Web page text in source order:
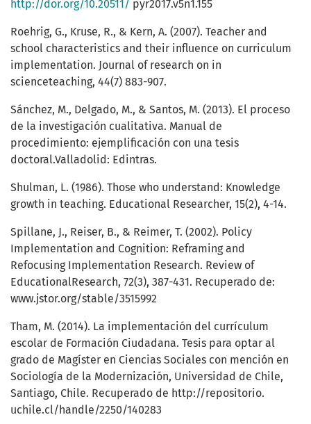
http://dor.org/10.20511/ pyr2017.v5n1.155
Roehrig, G., Kruse, R., & Kern, A. (2007). Teacher and
school characteristics and their influence on curriculum
implementation. Journal of research on in
scienceteaching, 44(7) 883-907.
Sánchez, M., Delgado, M., & Santos, M. (2013). El proceso
de la investigación cualitativa. Manual de
procedimiento: ejemplificación con una tesis
doctoral.Valladolid: Edintras.
Shulman, L. (1986). Those who understand: Knowledge
growth in teaching. Educational Researcher, 15(2), 4-14.
Spillane, J., Reiser, B., & Reimer, T. (2002). Policy
Implementation and Cognition: Reframing and
Refocusing Implementation Research. Review of
EducationalResearch, 72(3), 387-431. Recuperado de:
www.jstor.org/stable/3515992
Tham, M. (2014). La implementación del currículum
escolar de Formación Ciudadana. Tesis para optar al
grado de Magíster en Ciencias Sociales con mención en
Sociología de la Modernización, Universidad de Chile,
Santiago, Chile. Recuperado de http://repositorio.
uchile.cl/handle/2250/140283